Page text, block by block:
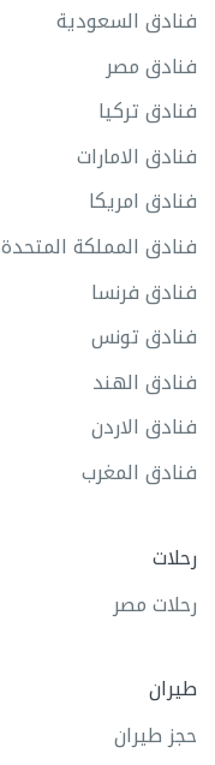
فنادق السعودية
فنادق مصر
فنادق تركيا
فنادق الامارات
فنادق امريكا
فنادق المملكة المتحدة
فنادق فرنسا
فنادق تونس
فنادق الهند
فنادق الاردن
فنادق المغرب
رحلات
رحلات مصر
طيران
حجز طيران